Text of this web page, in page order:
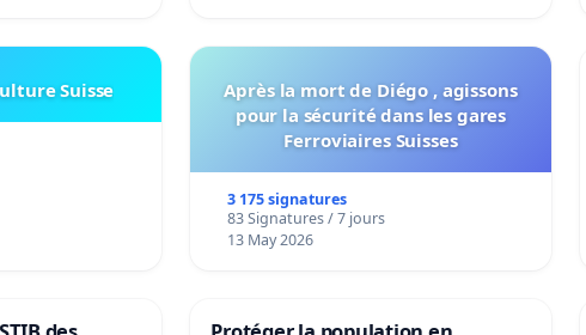
Suisse
Après la mort de Diégo , agissons
pour la sécurité dans les gares
Ferroviaires Suisses
3 175 signatures
83 Signatures / 7 jours
13 May 2026